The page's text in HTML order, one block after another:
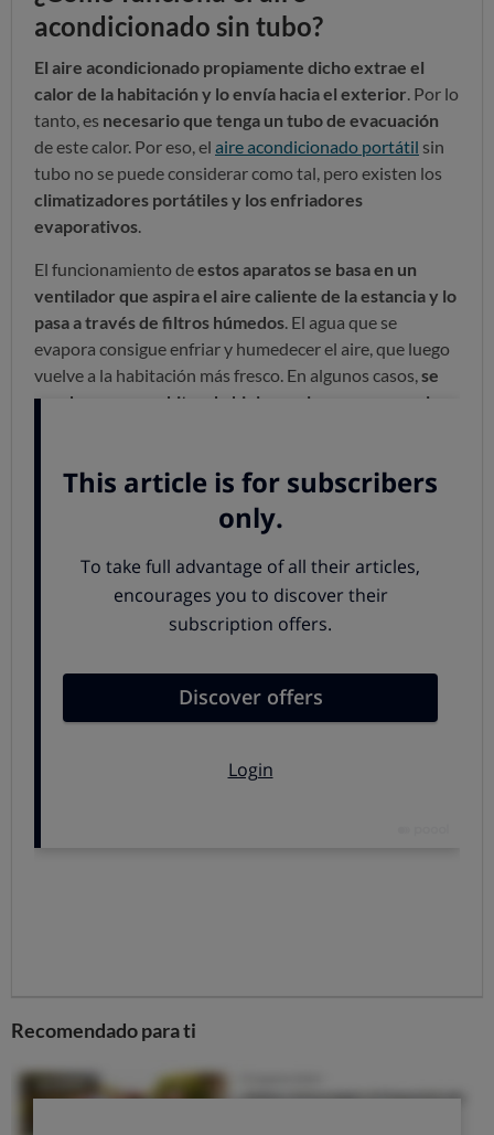
acondicionado sin tubo?
El aire acondicionado propiamente dicho extrae el
calor de la habitación y lo envía hacia el exterior . Por lo
tanto, es necesario que tenga un tubo de evacuación
de este calor. Por eso, el aire acondicionado portátil sin
tubo no se puede considerar como tal, pero existen los
climatizadores portátiles y los enfriadores
evaporativos
El funcionamiento deestos aparatos se basa en un
ventilador que aspira el aire caliente de la estancia y lo
pasa a través de filtros húmedos . El agua que se
evapora consigue enfriar y humedecer el aire, que luego
vuelve a la habitación más fresco. En algunos casos, se
pueden poner cubitos de hielo en el agua para que la
puerta abierta para que no aumente la condensación en
refrigerante ni cuentan con un compresor, a diferencia
de los verdaderos aparatos de aire acondicionado.
Podemos decir que en realidad se trata de
Aire portátil sin tubo: ventajas e
Como suele ocurrir que cualquier sistema de
Precio bajo: entre 40 y 140 euros
pueden superar estas cifras.
Recomendado para ti